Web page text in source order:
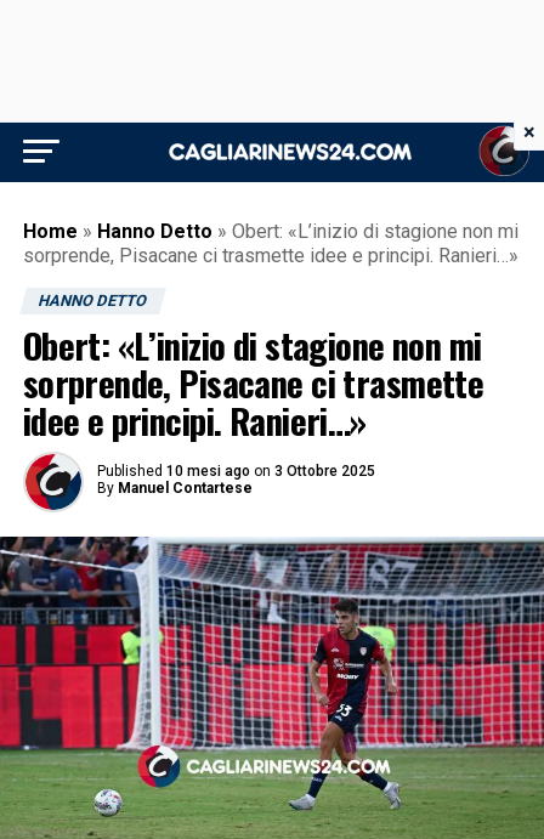
Home » Hanno Detto » Obert: «L’inizio di stagione non mi
sorprende, Pisacane ci trasmette idee e principi. Ranieri…»
HANNO DETTO
Obert: «L’inizio di stagione non mi
sorprende, Pisacane ci trasmette
idee e principi. Ranieri…»
Published 10 mesi ago on 3 Ottobre 2025
By Manuel Contartese
×